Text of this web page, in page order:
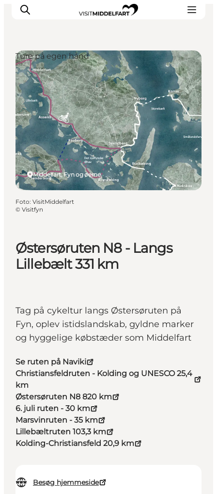
Oplevelser
Mad og drikke
Overnatning
Det Sker
Book oplevelse
Møde og Konference
Østersøruten N8 - Langs
Lillebælt 331 km
Tag på cykeltur langs Østersøruten på
Fyn, oplev istidslandskab, gyldne marker
og hyggelige købstæder som Middelfart
Se ruten på Naviki
Christiansfeldruten - Kolding og UNESCO 25,4
km
Østersøruten N8 820 km
6. juli ruten - 30 km
Marsvinruten - 35 km
Lillebæltruten 103,3 km
Kolding-Christiansfeld 20,9 km
Besøg hjemmeside
Middelfart, Fyn og øerne
Ture på egen hånd
Foto: VisitMiddelfart
© Visitfyn